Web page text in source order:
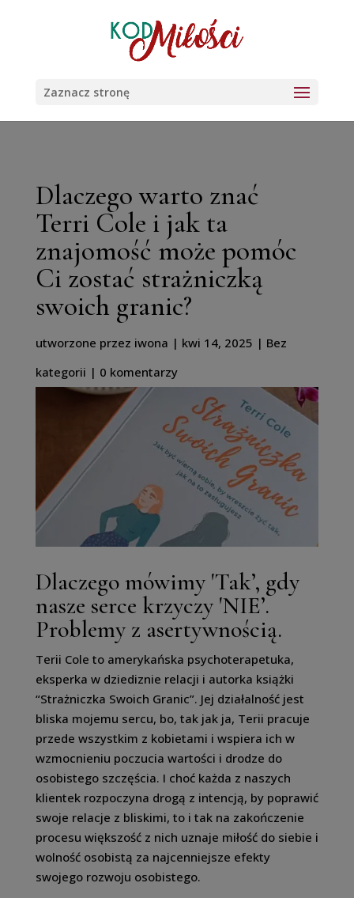
Zaznacz stronę
Dlaczego warto znać
Terri Cole i jak ta
znajomość może pomóc
Ci zostać strażniczką
swoich granic?
utworzone przez iwona | kwi 14, 2025 | Bez
kategorii | 0 komentarzy
Dlaczego mówimy 'Tak’, gdy
nasze serce krzyczy 'NIE’.
Problemy z asertywnością.
Terii Cole to amerykańska psychoterapetuka,
eksperka w dziediznie relacji i autorka książki
“Strażniczka Swoich Granic”. Jej działalność jest
bliska mojemu sercu, bo, tak jak ja, Terii pracuje
przede wszystkim z kobietami i wspiera ich w
wzmocnieniu poczucia wartości i drodze do
osobistego szczęścia. I choć każda z naszych
klientek rozpoczyna drogą z intencją, by poprawić
swoje relacje z bliskimi, to i tak na zakończenie
procesu większość z nich uznaje miłość do siebie i
wolność osobistą za najcenniejsze efekty
swojego rozwoju osobistego.